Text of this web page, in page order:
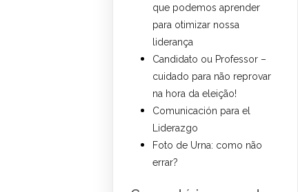
que podemos aprender
para otimizar nossa
liderança
Candidato ou Professor –
cuidado para não reprovar
na hora da eleição!
Comunicación para el
Liderazgo
Foto de Urna: como não
errar?